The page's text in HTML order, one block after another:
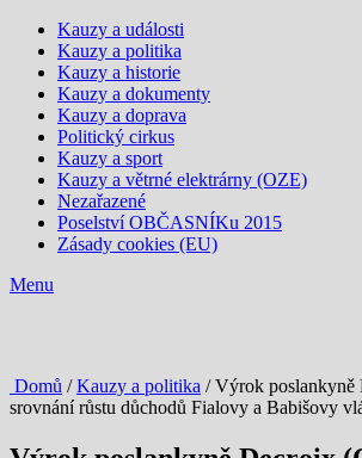
Kauzy a události
Kauzy a politika
Kauzy a historie
Kauzy a dokumenty
Kauzy a doprava
Politický cirkus
Kauzy a sport
Kauzy a větrné elektrárny (OZE)
Nezařazené
Poselství OBČASNÍKu 2015
Zásady cookies (EU)
Menu
Domů /Kauzy a politika / Výrok poslankyně
srovnání růstu důchodů Fialovy a Babišovy